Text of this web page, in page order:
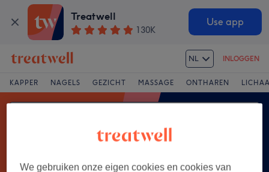
Treatwell
130K
Use app
NL INLOGGEN
KAPPER NAGELS GEZICHT MASSAGE ONTHAREN
We gebruiken onze eigen cookies en cookies van